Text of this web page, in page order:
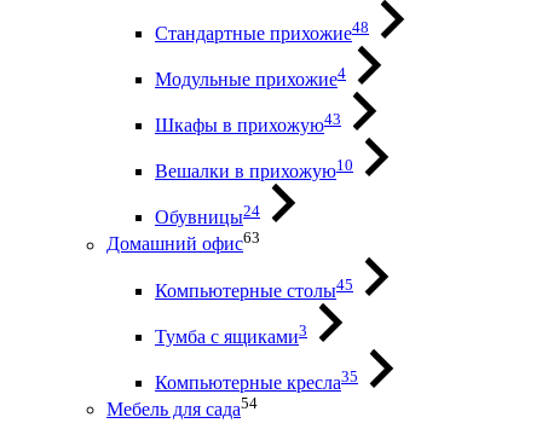
Стандартные прихожие48
Модульные прихожие4
Шкафы в прихожую43
Вешалки в прихожую10
Обувницы24
Домашний офис63
Компьютерные столы45
Тумба с ящиками3
Компьютерные кресла35
Мебель для сада54